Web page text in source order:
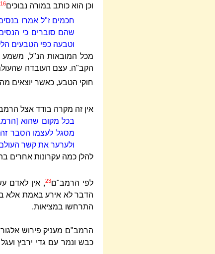
וכן הוא כותב במורה נבוכים16
חכמים ז"ל אמרו
שהם סוברים כי
וטבעה כפי הטבעים
מכל המובאות הנ"ל, משמע
הקב"ה. עצם העובדה
חוקי הטבע, כאשר יוצאים
אין זה מקרה בודד אצל
בכל מקום שהוא
מסגל לעצמו הסבר
ולערער את קשר
להלן כמה עקרונות אחרים
לפי הרמב"ם23, אין לאדם
הדבר לא אירע באמת אלא
התרחשו במציאות.
הרמב"ם מעניק פירוש
כבש ונמר עם גדי ירבץ